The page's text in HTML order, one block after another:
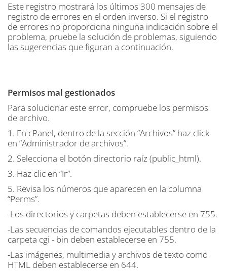
Este registro mostrará los últimos 300 mensajes de
registro de errores en el orden inverso. Si el registro
de errores no proporciona ninguna indicación sobre el
problema, pruebe la solución de problemas, siguiendo
las sugerencias que figuran a continuación.
Permisos mal gestionados
Para solucionar este error, compruebe los permisos
de archivo.
1. En cPanel, dentro de la sección “Archivos” haz click
en “Administrador de archivos”.
2. Selecciona el botón directorio raíz (public_html).
3. Haz clic en “Ir”.
5. Revisa los números que aparecen en la columna
“Perms”.
-Los directorios y carpetas deben establecerse en 755.
-Las secuencias de comandos ejecutables dentro de la
carpeta cgi - bin deben establecerse en 755.
-Las imágenes, multimedia y archivos de texto como
HTML deben establecerse en 644.